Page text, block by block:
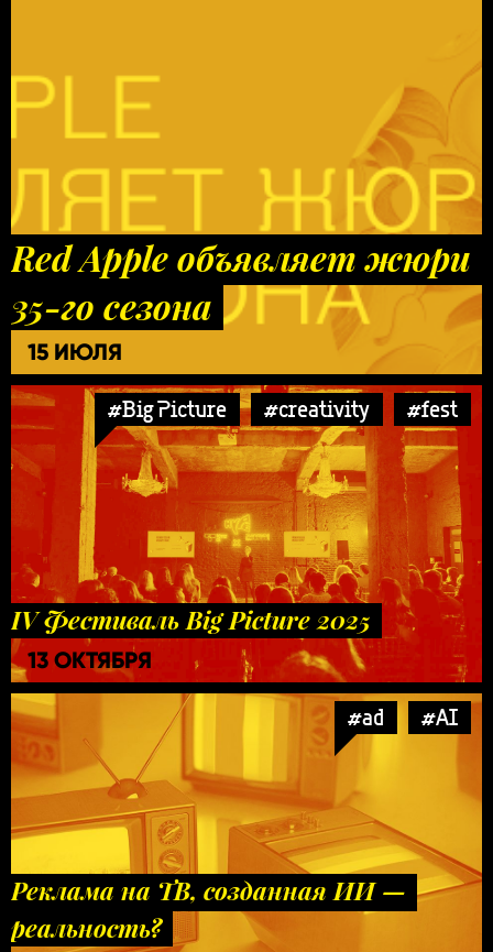
Red Apple объявляет жюри
35-го сезона
15 ИЮЛЯ
#Big Picture #creativity #fest
IV Фестиваль Big Picture 2025
13 ОКТЯБРЯ
#ad #AI
Реклама на ТВ, созданная ИИ —
реальность?